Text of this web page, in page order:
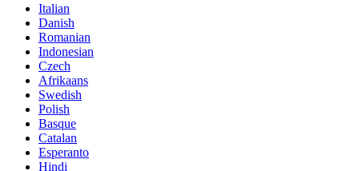
Italian
Danish
Romanian
Indonesian
Czech
Afrikaans
Swedish
Polish
Basque
Catalan
Esperanto
Hindi